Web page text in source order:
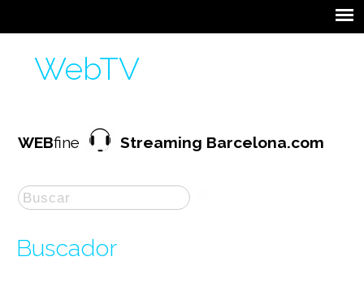
WebTV
WEBfineStreaming Barcelona.com
Buscador